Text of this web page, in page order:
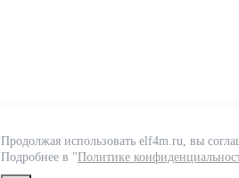
Продолжая использовать elf4m.ru, вы
Подробнее в "Политике